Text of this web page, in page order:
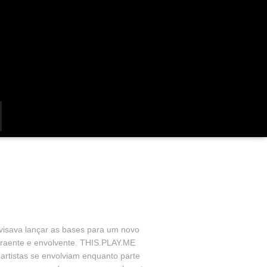
lançar as bases para um novo
e envolvente. THIS.PLAY.ME
se envolviam enquanto parte